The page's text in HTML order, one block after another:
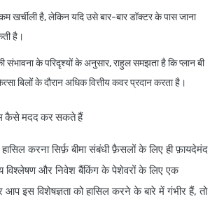
खर्चीली है, लेकिन यदि उसे बार-बार डॉक्टर के पास जाना
है।
संभावना के परिदृश्यों के अनुसार, राहुल समझता है कि प्लान बी
बिलों के दौरान अधिक वित्तीय कवर प्रदान करता है।
कैसे मदद कर सकते हैं
हासिल करना सिर्फ़ बीमा संबंधी फ़ैसलों के लिए ही फ़ायदेमंद
विश्लेषण और निवेश बैंकिंग के पेशेवरों के लिए एक
इस विशेषज्ञता को हासिल करने के बारे में गंभीर हैं, तो